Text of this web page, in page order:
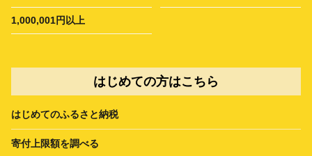
1,000,001円以上
はじめての方はこちら
はじめてのふるさと納税
寄付上限額を調べる